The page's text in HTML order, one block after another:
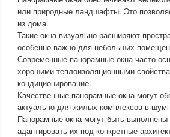
или природные ландшафты. Это
из дома.
Такие окна визуально расширяют
особенно важно для небольших
Современные панорамные окна часто
хорошими теплоизоляционными
кондиционирование.
Качественные панорамные окна могут
актуально для жилых комплексов в
Панорамные окна могут быть
адаптировать их под конкретные